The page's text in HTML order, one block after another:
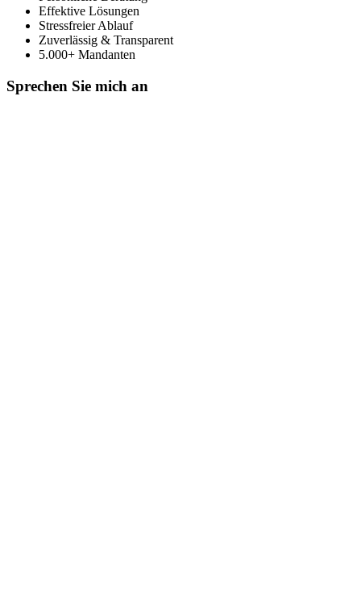
Effektive Lösungen
Stressfreier Ablauf
Zuverlässig & Transparent
5.000+ Mandanten
Sprechen Sie mich an